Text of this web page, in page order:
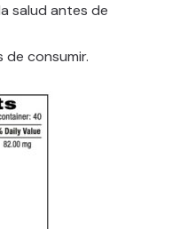
salud antes de
de consumir.